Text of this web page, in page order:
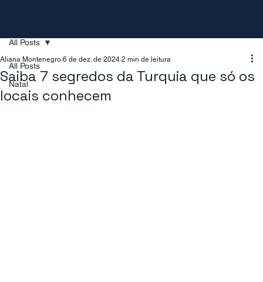
All Posts
Natal
All Posts
Saiba 7 segredos da Turquia que só os
locais conhecem
Aliana Montenegro 6 de dez. de 2024 2 min de leitura